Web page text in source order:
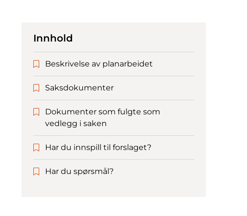
Innhold
Beskrivelse av planarbeidet
Saksdokumenter
Dokumenter som fulgte som
vedlegg i saken
Har du innspill til forslaget?
Har du spørsmål?